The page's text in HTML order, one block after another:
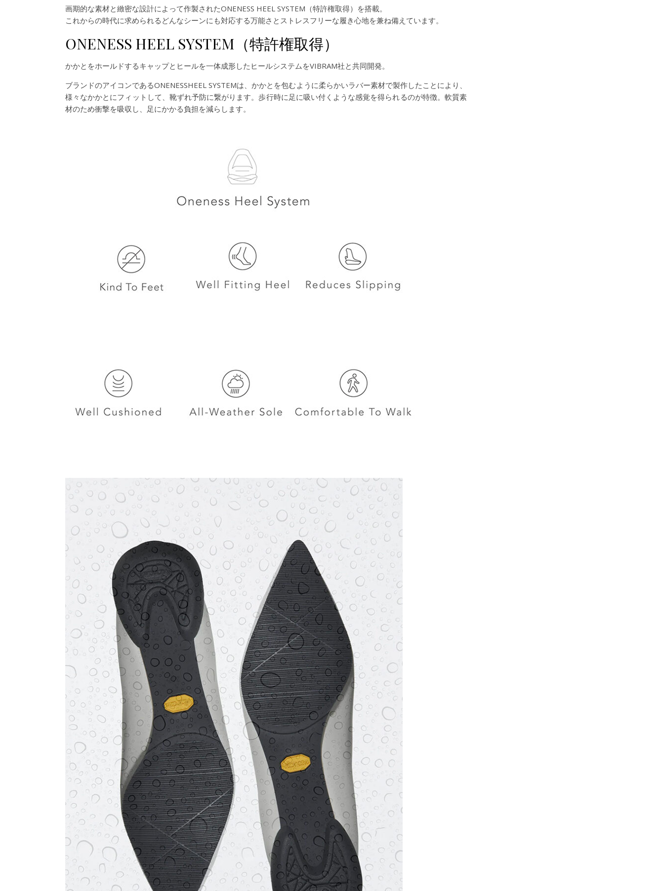
画期的な素材と緻密な設計によって作製されたONENESS HEEL SYSTEM（特許権取得）を搭載。
これからの時代に求められるどんなシーンにも対応する万能さとストレスフリーな履き心地を兼ね備えています。
ONENESS HEEL SYSTEM（特許権取得）
かかとをホールドするキャップとヒールを一体成形したヒールシステムをVIBRAM社と共同開発。
ブランドのアイコンであるONENESSHEEL SYSTEMは、かかとを包むように柔らかいラバー素材で製作したことにより、
様々なかかとにフィットして、靴ずれ予防に繋がります。歩行時に足に吸い付くような感覚を得られるのが特徴。軟質素
材のため衝撃を吸収し、足にかかる負担を減らします。